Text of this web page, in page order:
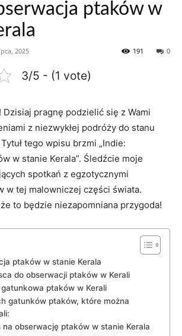
ptaków w
2025 0
191
3/5 - (1 vote)
pragnę podzielić się z Wami
z niezwykłej podróży do stanu
tego wpisu brzmi „Indie:
w stanie Kerala”. Śledźcie moje
spotkań z egzotycznymi
w tej malowniczej części świata.
to będzie niezapomniana przygoda!
ptaków w stanie Kerala
do obserwacji ptaków w Kerali
ptaków w Kerali
gatunków ptaków, które można
na obserwację ptaków w stanie Kerala